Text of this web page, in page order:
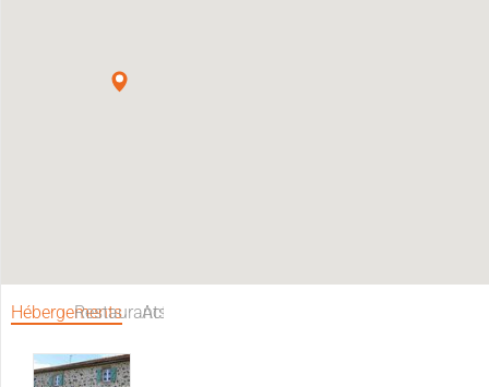
Hébergements
RestaurantsActivités